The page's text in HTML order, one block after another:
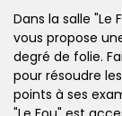
Dans la salle "Le
vous propose
degré de folie.
pour résoudre
points à ses